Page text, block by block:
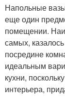
Напольные
еще один
помещении.
самых,
посредине
идеальным
кухни,
интерьера,